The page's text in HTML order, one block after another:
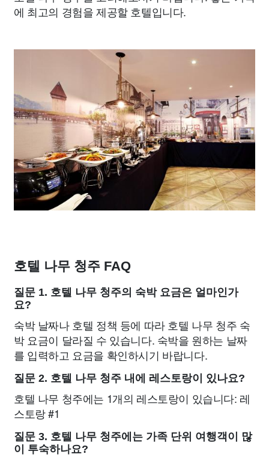
에 최고의 경험을 제공할 호텔입니다.
호텔 나무 청주 FAQ
질문 1. 호텔 나무 청주의 숙박 요금은 얼마인가
요?
숙박 날짜나 호텔 정책 등에 따라 호텔 나무 청주 숙
박 요금이 달라질 수 있습니다. 숙박을 원하는 날짜
를 입력하고 요금을 확인하시기 바랍니다.
질문 2. 호텔 나무 청주 내에 레스토랑이 있나요?
호텔 나무 청주에는 1개의 레스토랑이 있습니다: 레
스토랑 #1
질문 3. 호텔 나무 청주에는 가족 단위 여행객이 많
이 투숙하나요?